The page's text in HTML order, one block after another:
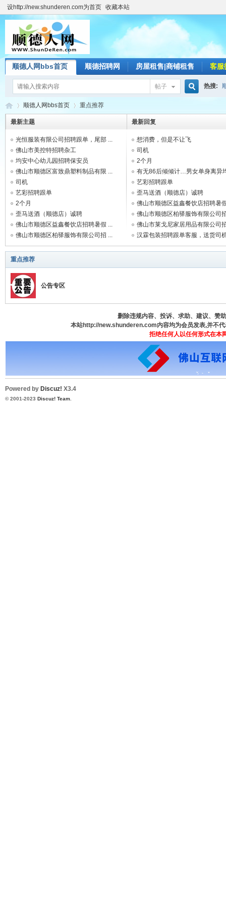
设http://new.shunderen.com为首页 收藏本站
顺德人网bbs首页 顺德招聘网 房屋租售|商铺租售 客服
帖子
索
热搜:
顺
德
»
顺德人网bbs首页
›
重点推荐
最新主题
光恒服装有限公司招聘跟单，尾部 ...
佛山市美控特招聘杂工
均安中心幼儿园招聘保安员
佛山市顺德区富致鼎塑料制品有限 ...
司机
艺彩招聘跟单
2个月
歪马送酒（顺德店）诚聘
佛山市顺德区益鑫餐饮店招聘暑假 ...
佛山市顺德区柏驿服饰有限公司招 ...
最新回复
想消费，但是不让飞
司机
2个月
有无86后倾倾计…男女单身离异
艺彩招聘跟单
歪马送酒（顺德店）诚聘
佛山市顺德区益鑫餐饮店招聘暑
佛山市顺德区柏驿服饰有限公司
佛山市莱戈尼家居用品有限公司
汉霖包装招聘跟单客服，送货司
重点推荐
公告专区
删除违规内容、投诉、求助、建议、赞
本站http://new.shunderen.com内容均为会员发表,并不
拒绝任何人以任何形式在本
Powered by Discuz! X3.4
© 2001-2023 Discuz! Team